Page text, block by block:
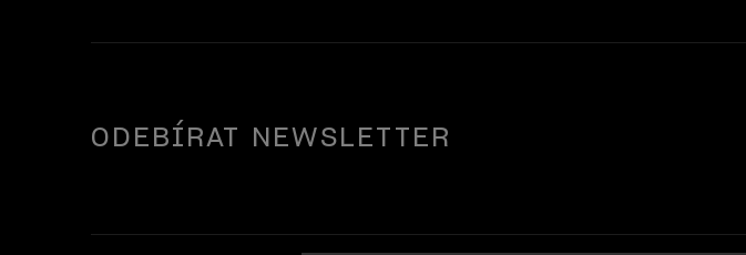
ODEBÍRAT NEWSLETTER